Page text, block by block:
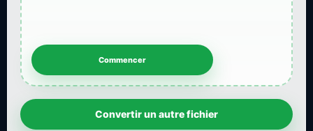
Convertir un autre fichier